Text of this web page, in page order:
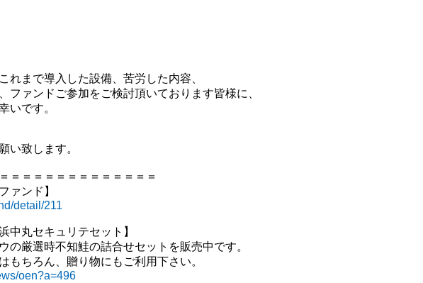
れまで導入した設備、苦労した内容、
ファンドご参加をご検討頂いております皆様に、
いです。
い致します。
＝＝＝＝＝＝＝＝＝＝＝＝＝
ァンド】
detail/211
中丸セキュリテセット】
の厳選時不知鮭の詰合せセットを販売中です。
もちろん、贈り物にもご利用下さい。
oen?a=496